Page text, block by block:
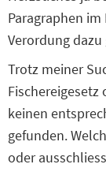
Paragraphen
Verordung dazu
Trotz meiner
keinen
gefunden.
oder